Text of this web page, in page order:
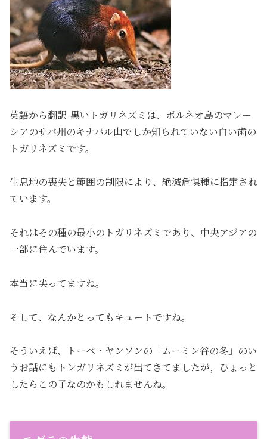
英語から翻訳-黒いトガリネズミは、ボルネオ島のマレー
シアのサバ州のキナバル山でしか知られていない白い歯の
トガリネズミです。
生息地の喪失と範囲の制限により、絶滅危惧種に指定され
ています。
それはその種の最小のトガリネズミであり、中央アジアの
一部に住んでいます。
本当に尖ってますね。
そして、なんかとってもキュートですね。
そういえば、トーベ・ヤンソンの「ムーミン谷の冬」のい
うお話にもトンガリネズミが出てきてましたが，ひょっと
したらこの子なのかもしれませんね。